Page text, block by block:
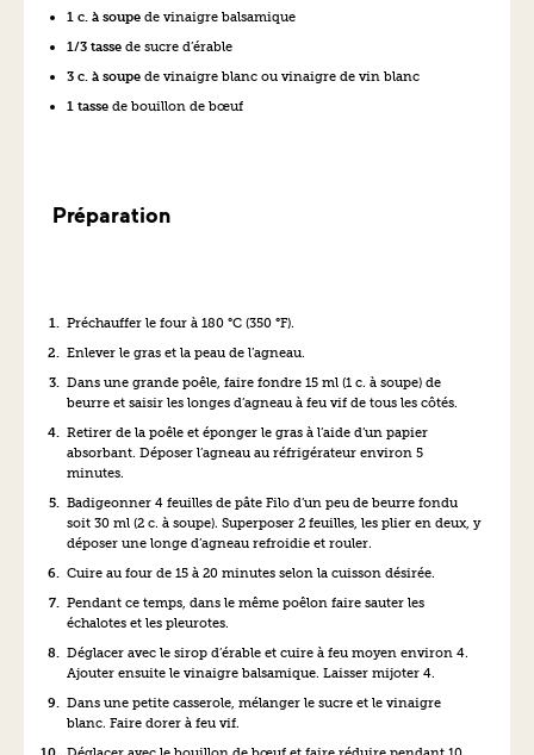
1 c. à soupe de vinaigre balsamique
1/3 tasse de sucre d’érable
3 c. à soupe de vinaigre blanc ou vinaigre de vin blanc
1 tasse de bouillon de bœuf
Préparation
Préchauffer le four à 180 °C (350 °F).
Enlever le gras et la peau de l’agneau.
Dans une grande poêle, faire fondre 15 ml (1 c. à soupe) de
beurre et saisir les longes d’agneau à feu vif de tous les côtés.
Retirer de la poêle et éponger le gras à l’aide d’un papier
absorbant. Déposer l’agneau au réfrigérateur environ 5
minutes.
Badigeonner 4 feuilles de pâte Filo d’un peu de beurre fondu
soit 30 ml (2 c. à soupe). Superposer 2 feuilles, les plier en deux, y
déposer une longe d’agneau refroidie et rouler.
Cuire au four de 15 à 20 minutes selon la cuisson désirée.
Pendant ce temps, dans le même poêlon faire sauter les
échalotes et les pleurotes.
Déglacer avec le sirop d’érable et cuire à feu moyen environ 4.
Ajouter ensuite le vinaigre balsamique. Laisser mijoter 4.
Dans une petite casserole, mélanger le sucre et le vinaigre
blanc. Faire dorer à feu vif.